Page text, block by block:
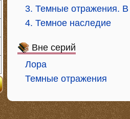
3. Темные отражения. В
4. Темное наследие
Вне серий
Лора
Темные отражения